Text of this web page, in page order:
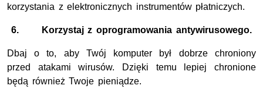
korzystania z elektronicznych instrumentów płatniczych.
6. Korzystaj z oprogramowania antywirusowego.
Dbaj o to, aby Twój komputer był dobrze chroniony
przed atakami wirusów. Dzięki temu lepiej chronione
będą również Twoje pieniądze.